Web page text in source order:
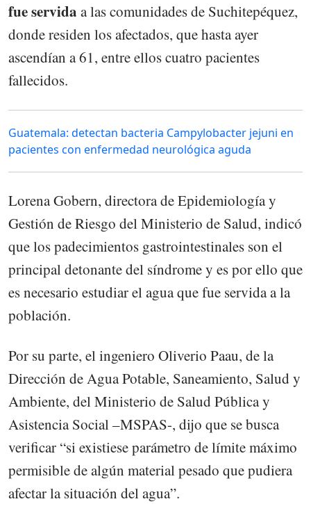
fue servida a las comunidades de Suchitepéquez,
donde residen los afectados, que hasta ayer
ascendían a 61, entre ellos cuatro pacientes
fallecidos.
Guatemala: detectan bacteria Campylobacter jejuni en
pacientes con enfermedad neurológica aguda
Lorena Gobern, directora de Epidemiología y
Gestión de Riesgo del Ministerio de Salud, indicó
que los padecimientos gastrointestinales son el
principal detonante del síndrome y es por ello que
es necesario estudiar el agua que fue servida a la
población.
Por su parte, el ingeniero Oliverio Paau, de la
Dirección de Agua Potable, Saneamiento, Salud y
Ambiente, del Ministerio de Salud Pública y
Asistencia Social –MSPAS-, dijo que se busca
verificar “si existiese parámetro de límite máximo
permisible de algún material pesado que pudiera
afectar la situación del agua”.